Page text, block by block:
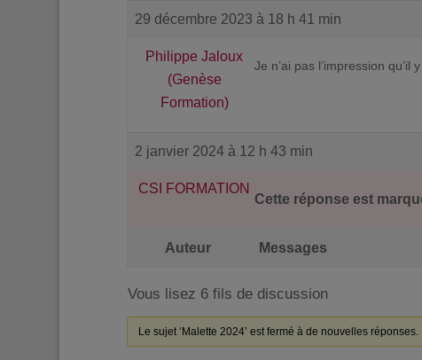
29 décembre 2023 à 18 h 41 min
Philippe Jaloux
(Genèse
Formation)
Je n’ai pas l’impression
2 janvier 2024 à 12 h 43 min
CSI FORMATION
Cette réponse est
Auteur Messages
Vous lisez 6 fils de discussion
Le sujet ‘Malette 2024’ est fermé à de nouvelles réponses.